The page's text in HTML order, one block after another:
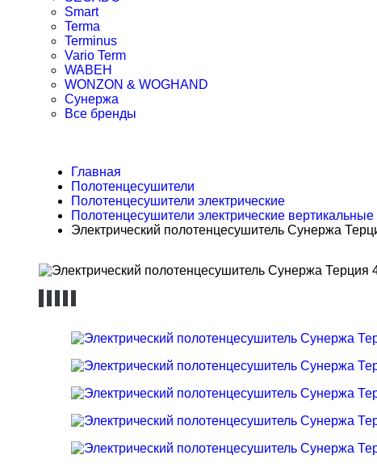
Smart
Terma
Terminus
Vario Term
WABEH
WONZON & WOGHAND
Сунержа
Все бренды
Главная
Полотенцесушители
Полотенцесушители электрические
Полотенцесушители электрические вертикальные
Электрический полотенцесушитель Сунержа